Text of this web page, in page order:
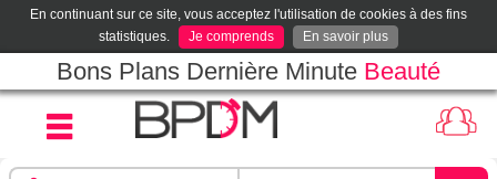
En continuant sur ce site, vous acceptez l'utilisation de cookies à des fins
statistiques.
Je comprends En savoir plus
Bons Plans Dernière Minute Beauté